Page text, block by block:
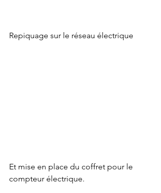
Repiquage sur le réseau électrique
Et mise en place du coffret pour le
compteur électrique.